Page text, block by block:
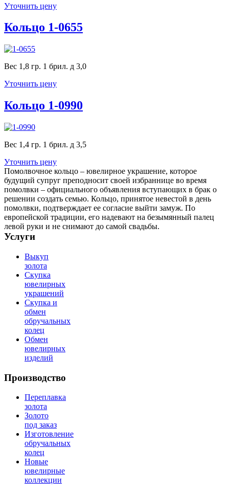
Уточнить цену
Кольцо 1-0655
Вес 1,8 гр. 1 брил. д 3,0
Уточнить цену
Кольцо 1-0990
Вес 1,4 гр. 1 брил. д 3,5
Уточнить цену
Помолвочное кольцо – ювелирное украшение, которое
будущий супруг преподносит своей избраннице во время
помолвки – официального объявления вступающих в брак о
решении создать семью. Кольцо, принятое невестой в день
помолвки, подтверждает ее согласие выйти замуж. По
европейской традиции, его надевают на безымянный палец
левой руки и не снимают до самой свадьбы.
Услуги
Выкуп
золота
Скупка
ювелирных
украшений
Скупка и
обмен
обручальных
колец
Обмен
ювелирных
изделий
Производство
Переплавка
золота
Золото
под заказ
Изготовление
обручальных
колец
Новые
ювелирные
коллекции